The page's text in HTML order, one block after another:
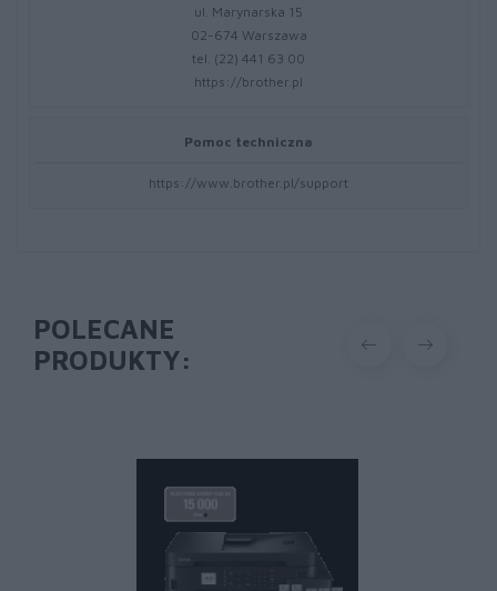
ul. Marynarska 15
02-674 Warszawa
tel. (22) 441 63 00
https://brother.pl
Pomoc techniczna
https://www.brother.pl/support
POLECANE
PRODUKTY: